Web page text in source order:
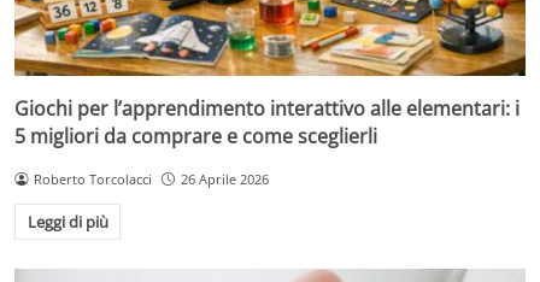
Giochi per l’apprendimento interattivo alle elementari: i
5 migliori da comprare e come sceglierli
Roberto Torcolacci 26 Aprile 2026
Leggi di più